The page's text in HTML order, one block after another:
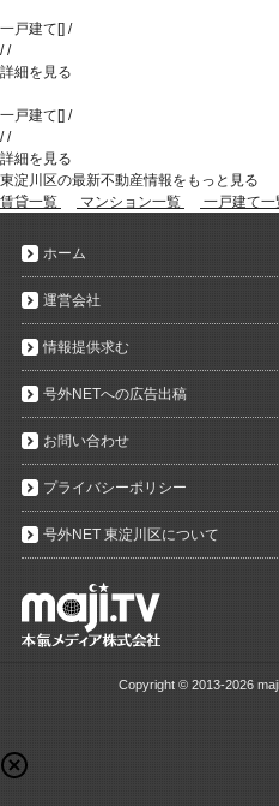
一戸建て [] /
//
詳細を見る
一戸建て [] /
//
詳細を見る
東淀川区の最新不動産情報をもっと見る
賃貸一覧
マンション一覧 一戸建て一
ホーム
運営会社
情報提供求む
号外NETへの広告出稿
お問い合わせ
プライバシーポリシー
号外NET 東淀川区について
Copyright © 2013-2026